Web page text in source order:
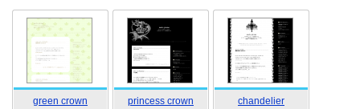
green crown princess crown chandelier